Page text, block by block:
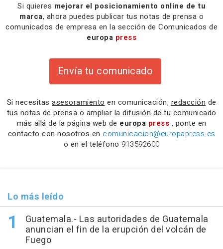
Si quieres mejorar el posicionamiento online de tu
marca, ahora puedes publicar tus notas de prensa o
comunicados de empresa en la sección de Comunicados de
europa press
Envía tu comunicado
Si necesitas asesoramiento en comunicación, redacción de
tus notas de prensa o ampliar la difusión de tu comunicado
más allá de la página web de europa press , ponte en
contacto con nosotros en comunicacion@europapress.es
o en el teléfono 913592600
Lo más leído
Guatemala.- Las autoridades de Guatemala
anuncian el fin de la erupción del volcán de
Fuego